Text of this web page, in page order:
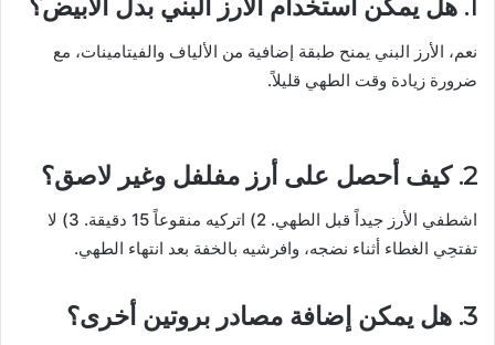
نعم، الأرز البني يمنح طبقة إضافية من الألياف والفيتامينات، مع
ضرورة زيادة وقت الطهي قليلاً.
2. كيف أحصل على أرز مفلفل وغير لاصق؟
اشطفي الأرز جيداً قبل الطهي. 2) اتركيه منقوعاً 15 دقيقة. 3) لا
تفتحِي الغطاء أثناء نضجه، وافرشيه بالخفة بعد انتهاء الطهي.
3. هل يمكن إضافة مصادر بروتين أخرى؟